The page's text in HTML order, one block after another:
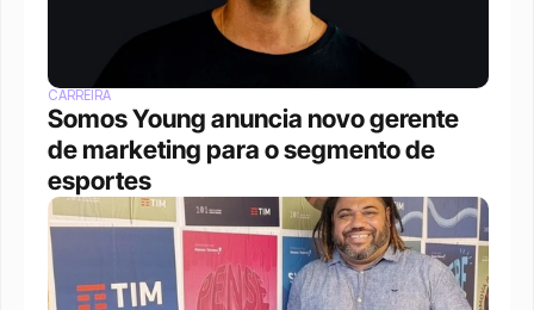
CARREIRA
Somos Young anuncia novo gerente
de marketing para o segmento de
esportes